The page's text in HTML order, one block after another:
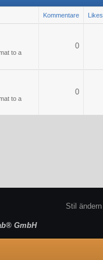
Kommentare Likes
to a
0
to a
0
Stil ändern
GmbH